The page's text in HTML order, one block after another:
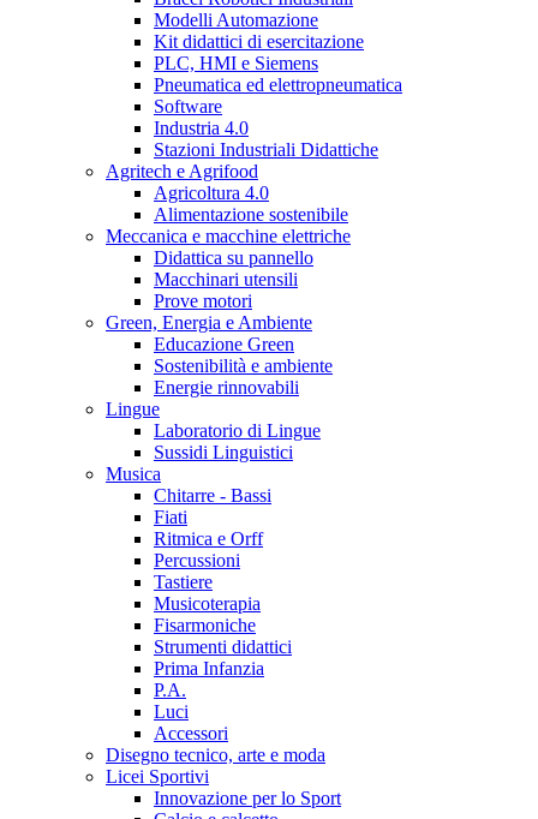
Modelli Automazione
Kit didattici di esercitazione
PLC, HMI e Siemens
Pneumatica ed elettropneumatica
Software
Industria 4.0
Stazioni Industriali Didattiche
Agritech e Agrifood
Agricoltura 4.0
Alimentazione sostenibile
Meccanica e macchine elettriche
Didattica su pannello
Macchinari utensili
Prove motori
Green, Energia e Ambiente
Educazione Green
Sostenibilità e ambiente
Energie rinnovabili
Lingue
Laboratorio di Lingue
Sussidi Linguistici
Musica
Chitarre - Bassi
Fiati
Ritmica e Orff
Percussioni
Tastiere
Musicoterapia
Fisarmoniche
Strumenti didattici
Prima Infanzia
P.A.
Luci
Accessori
Disegno tecnico, arte e moda
Licei Sportivi
Innovazione per lo Sport